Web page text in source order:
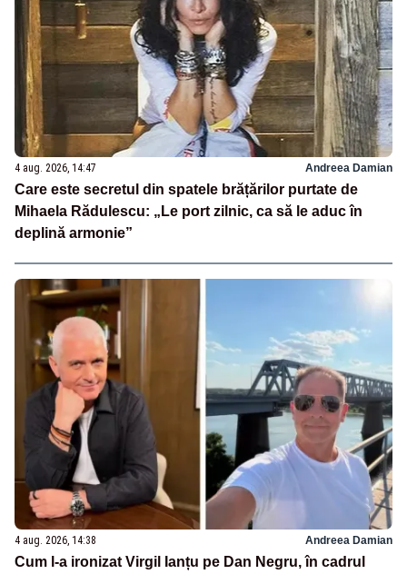
4 aug. 2026, 14:47 Andreea Damian
Care este secretul din spatele brățărilor purtate de
Mihaela Rădulescu: „Le port zilnic, ca să le aduc în
deplină armonie”
4 aug. 2026, 14:38 Andreea Damian
Cum l-a ironizat Virgil Ianțu pe Dan Negru, în cadrul